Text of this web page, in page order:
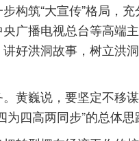
构筑“大宣传”格局，
广播电视总台等高端
好洪洞故事，树立洪
巍说，要坚定不移
四高两同步”的总体思